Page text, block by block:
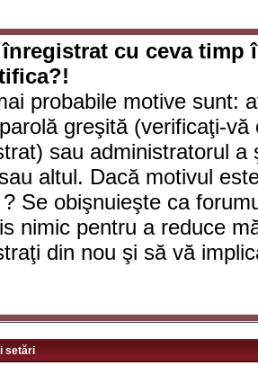
înregistrat cu ceva timp
probabile motive sunt:
greşită (verificaţi-
sau administratorul
altul. Dacă motivul
Se obişnuieşte ca
nimic pentru a reduce
din nou şi să vă
setări